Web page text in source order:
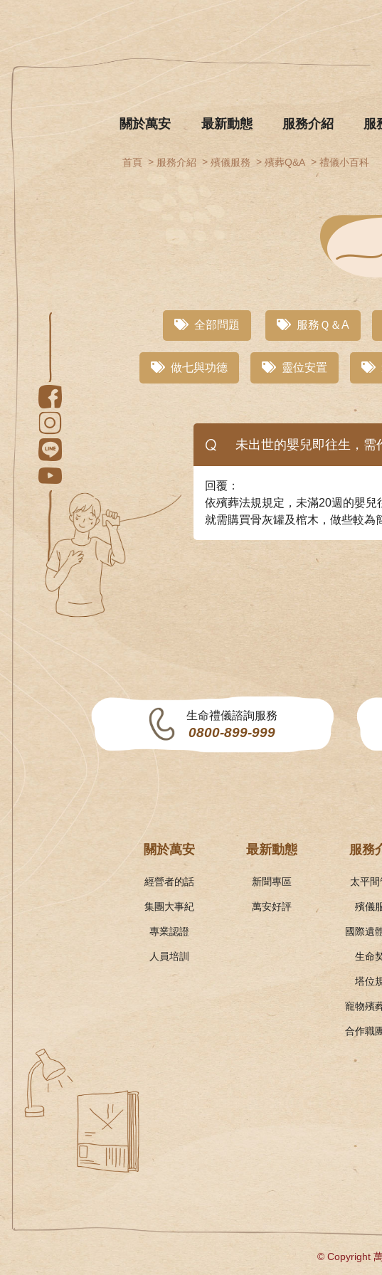
關於萬安 最新動態 服務介紹 服
首頁 服務介紹 殯儀服務 殯葬Q&A 禮儀小百科
全部問題 服務Ｑ＆A
做七與功德 靈位安置
Q 未出世的嬰兒即往生，需
回覆：
依殯葬法規規定，未滿20週的嬰
就需購買骨灰罐及棺木，做些較為
生命禮儀諮詢服務
0800-899-999
關於萬安
經營者的話
集團大事紀
專業認證
人員培訓
最新動態
新聞專區
萬安好評
服務
太平間
殯儀
國際遺
生命
塔位
寵物殯
合作職
© Copyright